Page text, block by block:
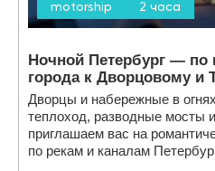
motorship 2 часа
Ночной Петербург — по
города к Дворцовому и
Дворцы и набережные в
теплоход, разводные мосты
приглашаем вас на
по рекам и каналам